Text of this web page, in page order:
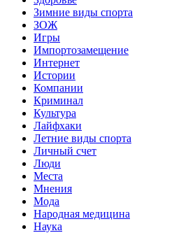
Зимние виды спорта
ЗОЖ
Игры
Импортозамещение
Интернет
Истории
Компании
Криминал
Культура
Лайфхаки
Летние виды спорта
Личный счет
Люди
Места
Мнения
Мода
Народная медицина
Наука